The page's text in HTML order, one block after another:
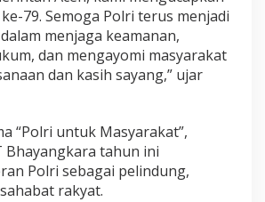
79. Semoga Polri terus menjadi
menjaga keamanan,
dan mengayomi masyarakat
dan kasih sayang,” ujar
“Polri untuk Masyarakat”,
Bhayangkara tahun ini
Polri sebagai pelindung,
rakyat.